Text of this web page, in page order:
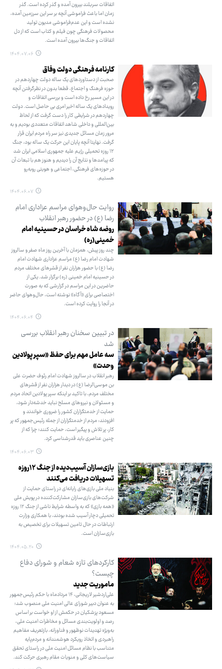
اتفاقات سربلند بیرون آمده و گذر کرده است. گذر
زمان اما باعث فراموشی آنچه بر سر این سرزمین آمده،
نشده است و این عدم‌فراموشی مدیون تولید
محصولات فرهنگی چون فیلم و کتاب‌ است که از دل
اتفاقات و جنگ‌ها بیرون آمده است.
۱۴۰۴.۰۷.۰۶
کارنامه فرهنگی دولت وفاق
صحبت از دستاوردهای یک ساله دولت چهاردهم در
حوزه فرهنگ و اجتماع، قطعا بدون در نظرگرفتن آنچه
در این مسیر رخ داده است و بررسی اتفاقات و
رویدادهای یک ساله اخیر امری بی حاصل است. دولت
چهاردهم در شرایطی کار را دست گرفت که از لحاظ
بین‌المللی و داخلی شاهد اتفاقات متعددی بودیم و به
مرور زمان مسائل جدیدی نیز سر راه مردم ایران قرار
گرفت. نهایتا آنچه پایان این حرکت یک ساله بود، جنگ
۱۲ روزه تحمیلی رژیم علیه جمهوری اسلامی ایران شد
که پیامدها و نتایج آن را دیدیم و هنوز هم با تبعات آن
در حوزه‌های فرهنگی، اجتماعی و هویتی روبه‌رو
هستیم.
۱۴۰۴.۰۶.۰۷
روایت حال‌وهوای مراسم عزاداری امام
رضا (ع) در حضور رهبر انقلاب
روضه شاه خراسان در حسینیه امام
خمینی(ره)
چند روز پیش، همزمان با آخرین روز ماه صفر و سالروز
شهادت امام رضا (ع) مراسم عزاداری شهادت امام
رضا (ع) با حضور هزاران نفر از قشرهای مختلف مردم
در حسینیه امام خمینی (ره) برگزار شد. یکی از
حاضرین در این مراسم در گزارشی که به صورت
اختصاصی برای «آگاه» نوشته است، حال‌وهوای حاضر
در آنجا را روایت کرده است.
۱۴۰۴.۰۶.۰۴
در تبیین سخنان رهبر انقلاب بررسی
شد
سه عامل مهم برای حفظ «سپر پولادین
وحدت»
رهبر انقلاب در سالروز شهادت امام رئوف حضرت علی
بن موسی‌الرضا (ع) در دیدار هزاران نفر از قشرهای
مختلف مردم، با تاکید بر اینکه سپر پولادین اتحاد مردم
و مسئولان و نیروهای مسلح نباید خدشه‌دار شود،
حمایت از خدمتگزاران کشور را ضروری خواندند و
افزودند: مردم از خدمتگزاران از جمله رئیس‌جمهور که پر
کار، پر تلاش و پیگیر است، حمایت کنند؛ چرا که از
چنین عناصری باید قدرشناسی کرد.
۱۴۰۴.۰۶.۰۳
بازی‌سازان آسیب‌دیده از جنگ ۱۲روزه
تسهیلات دریافت می‌کنند
بنیاد ملی بازی‌های رایانه‌ای در راستای حمایت از
شرکت‌های بازی‌سازان مشارکت‌کننده در پویش ملی
«همه بازی» که به‌ واسطه شرایط ناشی از جنگ ۱۲ روزه
تحمیلی دچار آسیب شده بودند، با همکاری وزارت
ارتباطات در حال تامین تسهیلات برای تخصیص به
بازی‌سازان است.
۱۴۰۴.۰۵.۲۰
کارکردهای تازه شعام و شورای دفاع
چیست؟
ماموریت جدید
علی‌اردشیر لاریجانی، ۱۴ مردادماه با حکم رئیس‌جمهور
به عنوان دبیر شورای عالی امنیت ملی منصوب شد؛
مسعود پزشکیان در حکمش از او خواست بر اساس
رصد و اولویت‌بندی مسائل و مخاطرات امنیت ملی،
به‌ویژه تهدیدات نوظهور و فناورانه، بازتعریف مفاهیم
راهبردی و اتخاذ رویکرد هوشمندانه و مردم‌پایه
متناسب با نظام مسائل امنیت ملی در راستای تحقق
سیاست‌های کلی و منویات مقام رهبری حرکت کند.